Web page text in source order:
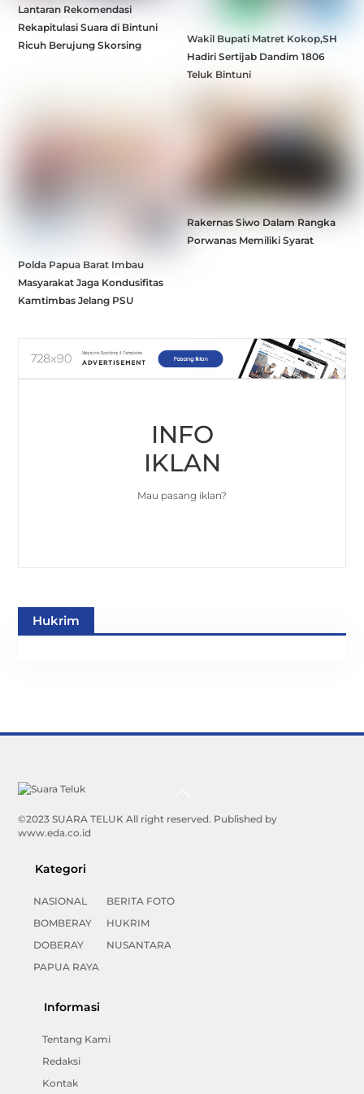
Lantaran Rekomendasi
Rekapitulasi Suara di Bintuni
Ricuh Berujung Skorsing
Wakil Bupati Matret Kokop,SH
Hadiri Sertijab Dandim 1806
Teluk Bintuni
Polda Papua Barat Imbau
Masyarakat Jaga Kondusifitas
Kamtimbas Jelang PSU
Rakernas Siwo Dalam Rangka
Porwanas Memiliki Syarat
INFO
IKLAN
Mau pasang iklan?
Hukrim
©2023 SUARA TELUK All right reserved. Published by
www.eda.co.id
Kategori
NASIONAL
BOMBERAY
DOBERAY
PAPUA RAYA
BERITA FOTO
HUKRIM
NUSANTARA
Informasi
Tentang Kami
Redaksi
Kontak